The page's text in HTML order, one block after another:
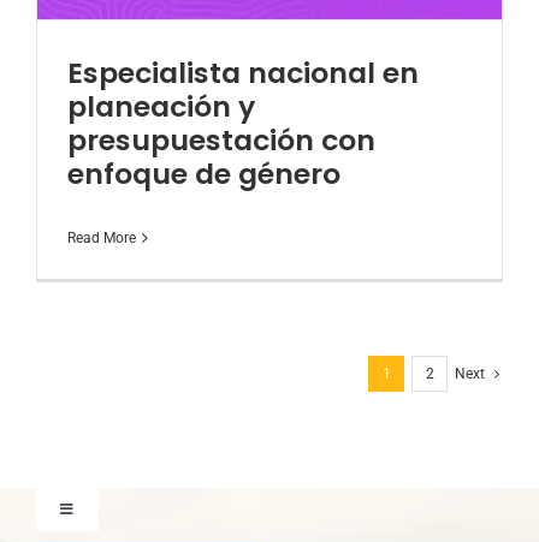
Especialista nacional en
planeación y
presupuestación con
enfoque de género
Read More
1 2 Next
Toggle